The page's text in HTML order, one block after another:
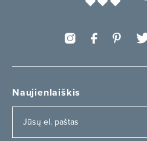
Naujienlaiškis